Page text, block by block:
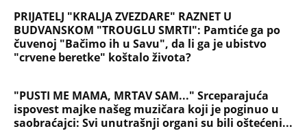
PRIJATELJ "KRALJA ZVEZDARE" RAZNET U
BUDVANSKOM "TROUGLU SMRTI": Pamtiće ga po
čuvenoj "Bačimo ih u Savu", da li ga je ubistvo
"crvene beretke" koštalo života?
"PUSTI ME MAMA, MRTAV SAM..." Srceparajuća
ispovest majke našeg muzičara koji je poginuo u
saobraćajci: Svi unutrašnji organi su bili oštećeni...